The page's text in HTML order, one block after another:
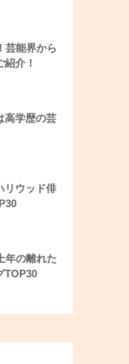
芸能界から
介！
高学歴の芸
リウッド俳
年の離れた
TOP30